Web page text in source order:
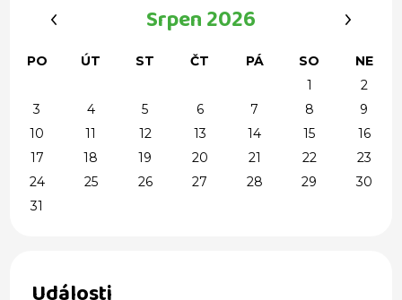
Srpen 2026
PO ÚT ST ČT PÁ SO
NE
1
2
3
4 5 6 7 8
9
10
11 12 13 14 15
16
17
18 19 20 21 22
23
24
25 26 27 28 29
30
31